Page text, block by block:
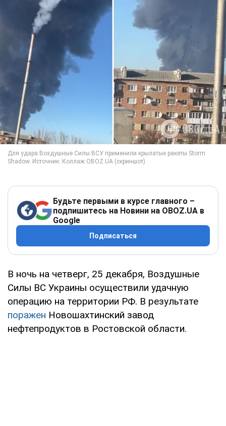
Будьте первыми в курсе главного –
подпишитесь на Новини на OBOZ.UA в
Google
Подписаться
В ночь на четверг, 25 декабря, Воздушные
Силы ВС Украины осуществили удачную
операцию на территории РФ. В результате
поражен Новошахтинский завод
нефтепродуктов в Ростовской области.